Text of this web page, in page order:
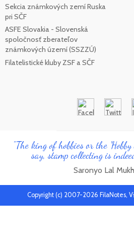
Sekcia známkových zemí Ruska
pri SČF
ASFE Slovakia - Slovenská
spoločnosť zberateľov
známkových území (SSZZÚ)
Filatelistické kluby ZSF a SČF
"The king of hobbies or the
say, stamp collecting is
Saronyo Lal
Copyright (c) 2007-2026 FilaNotes,